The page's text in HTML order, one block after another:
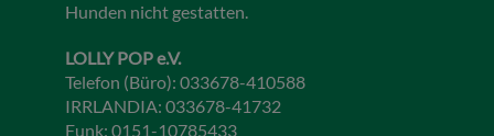
Hunden nicht gestatten.
LOLLY POP e.V.
Telefon (Büro): 033678-410588
IRRLANDIA: 033678-41732
Funk: 0151-10785433